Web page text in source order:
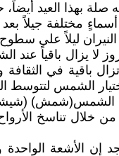
له صلة بهذا العيد
مختلفة جيلاً
النيران ليلاً على
لا يزال باقياً
باقية في الثقافة
الشمس لتتوسط